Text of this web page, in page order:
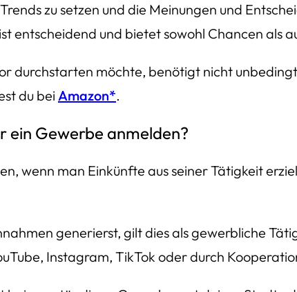
zu setzen und die Meinungen und
entscheidend und bietet sowohl Chancen als
durchstarten möchte, benötigt nicht
du bei Amazon*.
ein Gewerbe anmelden?
wenn man Einkünfte aus seiner Tätigkeit
generierst, gilt dies als gewerbliche
Instagram, TikTok oder durch